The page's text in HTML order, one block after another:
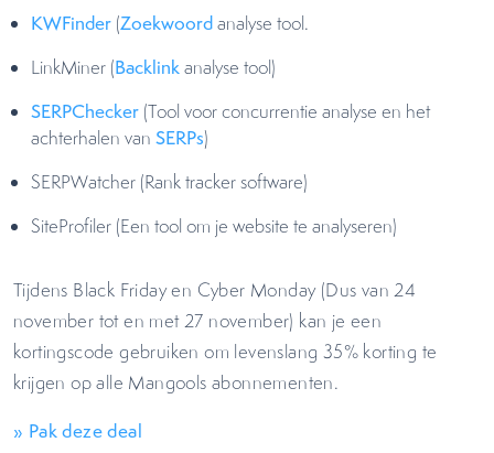
KWFinder (Zoekwoordanalyse tool.
LinkMiner (Backlinkanalyse tool)
SERPChecker (Tool voor concurrentie analyse en het
achterhalen van SERPs)
SERPWatcher (Rank tracker software)
SiteProfiler (Een tool om je website te analyseren)
Tijdens Black Friday en Cyber Monday (Dus van 24
november tot en met 27 november) kan je een
kortingscode gebruiken om levenslang 35% korting te
krijgen op alle Mangools abonnementen.
» Pak deze deal